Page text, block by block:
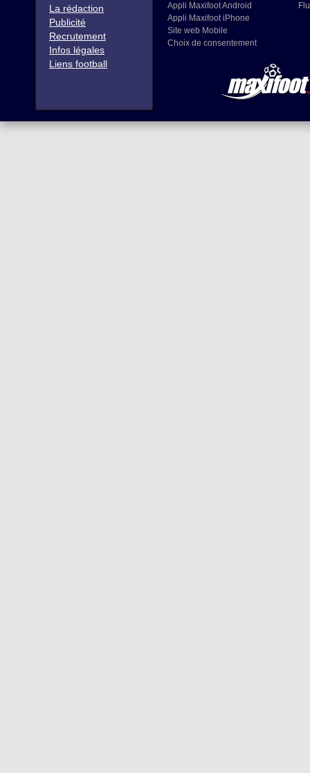
La rédaction
Publicité
Recrutement
Infos légales
Liens football
Appli Maxifoot Android
Appli Maxifoot iPhone
Site web Mobile
Choix de consentement